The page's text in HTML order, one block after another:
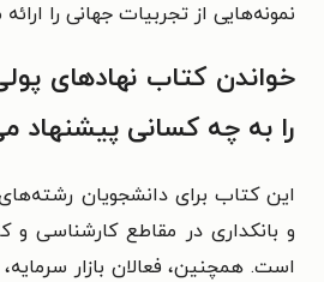
نمونه‌هایی از تجربیات جهانی را
خواندن کتاب نهادهای
را به چه کسانی پیشنهاد
این کتاب برای دانشجویان
و بانکداری در مقاطع کارشناسی
است. همچنین، فعالان بازار